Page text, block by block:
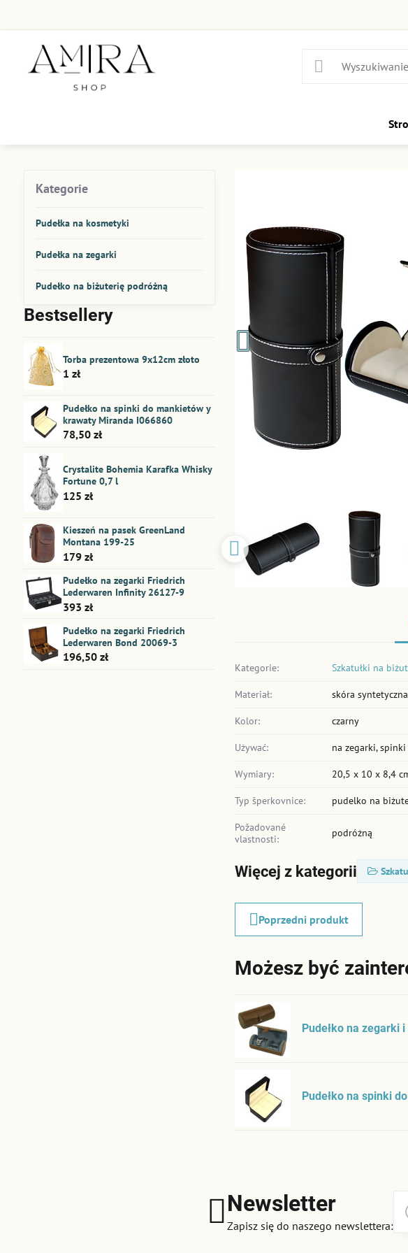
Kategorie: Szkatułki na
Materiał: skóra syntetyczna
Kolor: czarny
Używać: na zegarki,
Wymiary: 20,5 x 10 x 8,4
Typ šperkovnice: pudelko na
Požadované
vlastnosti:
podróżną
Więcej z kategorii
Poprzedni produkt
Możesz być
Pudełko na zegarki
Pudełko na spinki
Kategorie
Pudełka na kosmetyki
Pudełka na zegarki
Pudełko na biżuterię podróżną
Bestsellery
Torba prezentowa 9x12cm złoto
1 zł
Pudełko na spinki do mankietów y
krawaty Miranda I066860
78,50 zł
Crystalite Bohemia Karafka Whisky
Fortune 0,7 l
125 zł
Kieszeń na pasek GreenLand
Montana 199-25
179 zł
Pudełko na zegarki Friedrich
Lederwaren Infinity 26127-9
393 zł
Pudełko na zegarki Friedrich
Lederwaren Bond 20069-3
196,50 zł
Newsletter
Zapisz się do naszego newslettera: